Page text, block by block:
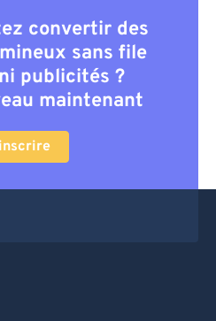
convertir des
sans file
publicités ?
maintenant